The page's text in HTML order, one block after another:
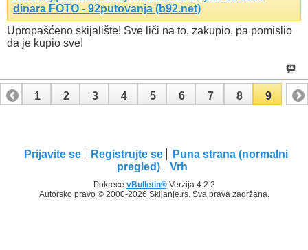
dinara FOTO - 92putovanja (b92.net)
Upropašćeno skijalište! Sve liči na to, zakupio, pa pomislio
da je kupio sve!
1 2 3 4 5 6 7 8 9
Prijavite se Registrujte se
Puna strana (normalni
pregled)
Vrh
Pokreće vBulletin®Verzija 4.2.2
Autorsko pravo © 2000-2026 Skijanje.rs. Sva prava zadržana.